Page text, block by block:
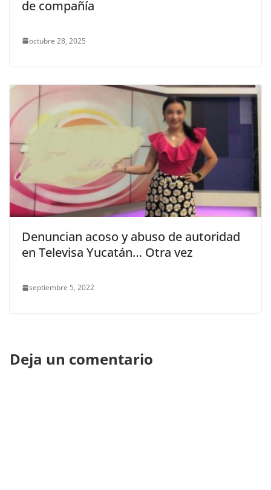
de compañía
octubre 28, 2025
Denuncian acoso y abuso de autoridad
en Televisa Yucatán… Otra vez
septiembre 5, 2022
Deja un comentario